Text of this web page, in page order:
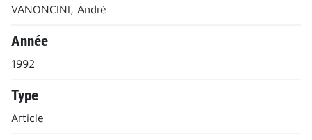
VANONCINI, André
Année
1992
Type
Article